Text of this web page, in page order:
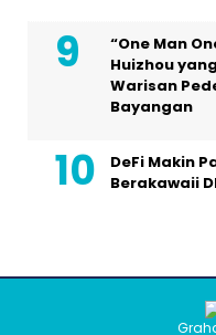
“One Man
Huizhou
Warisan
Bayangan
DeFi Makin
Berakawaii